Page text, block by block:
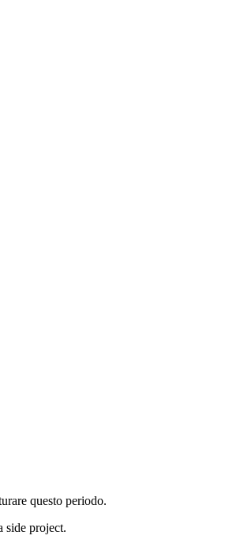
questo periodo.
side project.